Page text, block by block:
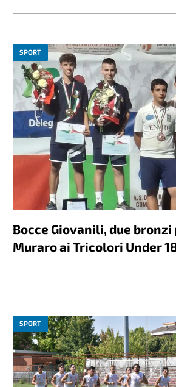
SPORT
Bocce Giovanili, due bronzi
Muraro ai Tricolori Under
SPORT